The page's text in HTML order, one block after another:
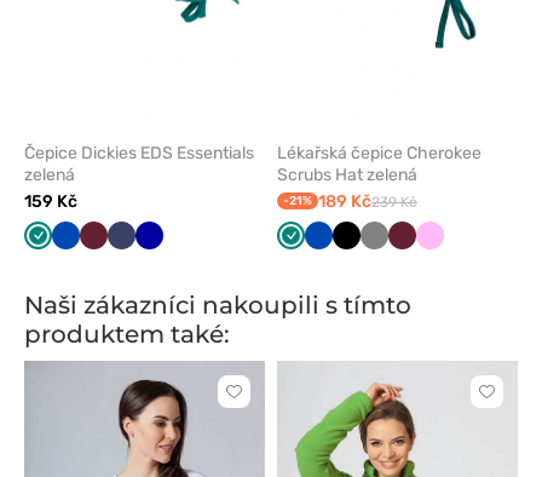
Čepice Dickies EDS Essentials
zelená
159 Kč
ZelenáKrálovsky
Třešňová
Námořnická
Tmavě
Lékařská čepice Cherokee
Scrubs Hat zelená
-21% 189 Kč239 Kč
ZelenáKrálovsky
ČernáŠedáTřešňová
Růžová
Naši zákazníci nakoupili s tímto
produktem také:
Kliknutím
odeberete